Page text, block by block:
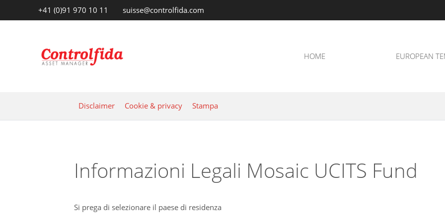
+41 (0)91 970 10 11 suisse@controlfida.com
HOME EUROPEAN
Disclaimer Cookie & privacy Stampa
Informazioni Legali Mosaic UCITS Fund
Si prega di selezionare il paese di residenza